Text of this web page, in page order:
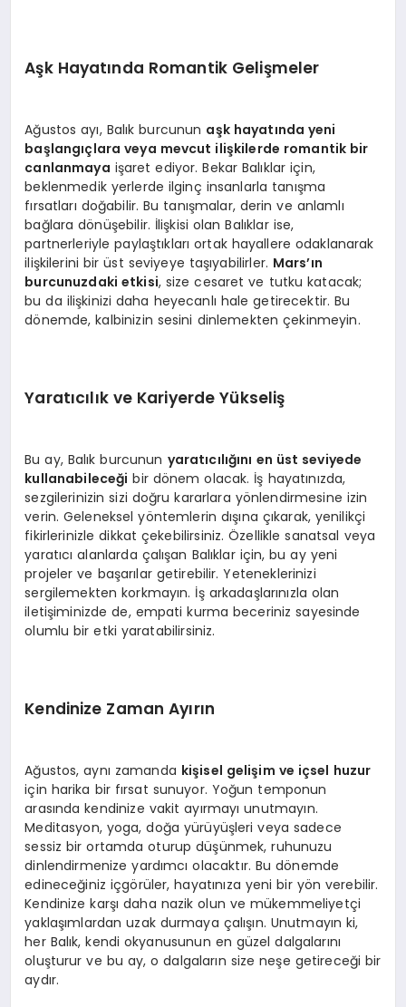
Aşk Hayatında Romantik Gelişmeler
Ağustos ayı, Balık burcunun aşk hayatında yeni
başlangıçlara veya mevcut ilişkilerde romantik bir
canlanmaya işaret ediyor. Bekar Balıklar için,
beklenmedik yerlerde ilginç insanlarla tanışma
fırsatları doğabilir. Bu tanışmalar, derin ve anlamlı
bağlara dönüşebilir. İlişkisi olan Balıklar ise,
partnerleriyle paylaştıkları ortak hayallere odaklanarak
ilişkilerini bir üst seviyeye taşıyabilirler. Mars’ın
burcunuzdaki etkisi, size cesaret ve tutku katacak;
bu da ilişkinizi daha heyecanlı hale getirecektir. Bu
dönemde, kalbinizin sesini dinlemekten çekinmeyin.
Yaratıcılık ve Kariyerde Yükseliş
Bu ay, Balık burcunun yaratıcılığını en üst seviyede
kullanabileceği bir dönem olacak. İş hayatınızda,
sezgilerinizin sizi doğru kararlara yönlendirmesine izin
verin. Geleneksel yöntemlerin dışına çıkarak, yenilikçi
fikirlerinizle dikkat çekebilirsiniz. Özellikle sanatsal veya
yaratıcı alanlarda çalışan Balıklar için, bu ay yeni
projeler ve başarılar getirebilir. Yeteneklerinizi
sergilemekten korkmayın. İş arkadaşlarınızla olan
iletişiminizde de, empati kurma beceriniz sayesinde
olumlu bir etki yaratabilirsiniz.
Kendinize Zaman Ayırın
Ağustos, aynı zamanda kişisel gelişim ve içsel huzur
için harika bir fırsat sunuyor. Yoğun temponun
arasında kendinize vakit ayırmayı unutmayın.
Meditasyon, yoga, doğa yürüyüşleri veya sadece
sessiz bir ortamda oturup düşünmek, ruhunuzu
dinlendirmenize yardımcı olacaktır. Bu dönemde
edineceğiniz içgörüler, hayatınıza yeni bir yön verebilir.
Kendinize karşı daha nazik olun ve mükemmeliyetçi
yaklaşımlardan uzak durmaya çalışın. Unutmayın ki,
her Balık, kendi okyanusunun en güzel dalgalarını
oluşturur ve bu ay, o dalgaların size neşe getireceği bir
aydır.